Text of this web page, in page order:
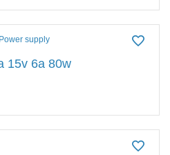
для моделей
15v 6a 80w